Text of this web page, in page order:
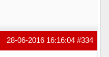
#334
28-06-2016 16:16:04